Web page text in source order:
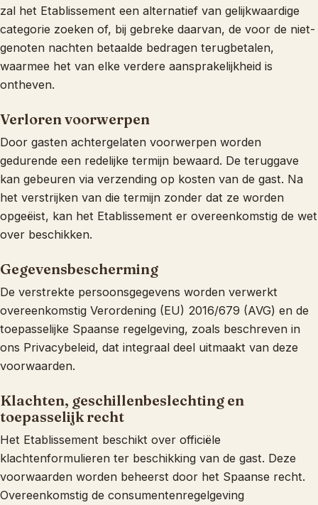
zal het Etablissement een alternatief van gelijkwaardige
categorie zoeken of, bij gebreke daarvan, de voor de niet-
genoten nachten betaalde bedragen terugbetalen,
waarmee het van elke verdere aansprakelijkheid is
ontheven.
Verloren voorwerpen
Door gasten achtergelaten voorwerpen worden
gedurende een redelijke termijn bewaard. De teruggave
kan gebeuren via verzending op kosten van de gast. Na
het verstrijken van die termijn zonder dat ze worden
opgeëist, kan het Etablissement er overeenkomstig de wet
over beschikken.
Gegevensbescherming
De verstrekte persoonsgegevens worden verwerkt
overeenkomstig Verordening (EU) 2016/679 (AVG) en de
toepasselijke Spaanse regelgeving, zoals beschreven in
ons Privacybeleid, dat integraal deel uitmaakt van deze
voorwaarden.
Klachten, geschillenbeslechting en
toepasselijk recht
Het Etablissement beschikt over officiële
klachtenformulieren ter beschikking van de gast. Deze
voorwaarden worden beheerst door het Spaanse recht.
Overeenkomstig de consumentenregelgeving